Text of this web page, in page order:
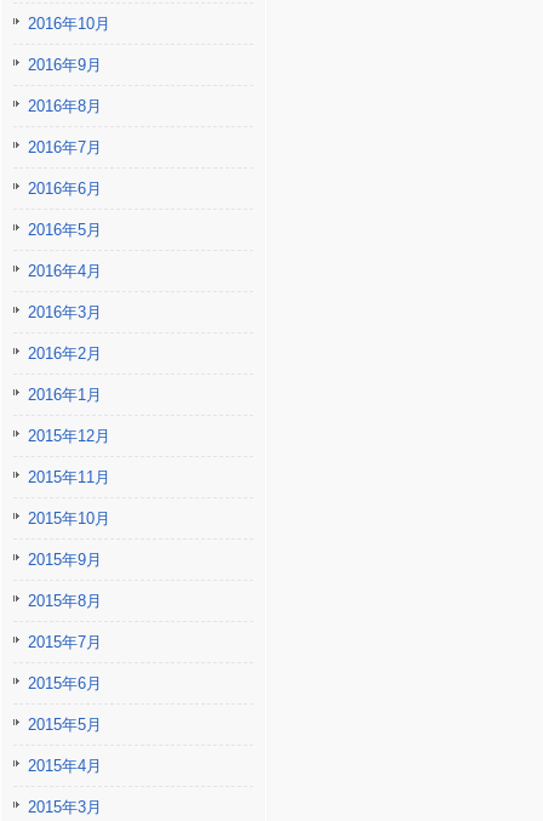
2016年10月
2016年9月
2016年8月
2016年7月
2016年6月
2016年5月
2016年4月
2016年3月
2016年2月
2016年1月
2015年12月
2015年11月
2015年10月
2015年9月
2015年8月
2015年7月
2015年6月
2015年5月
2015年4月
2015年3月